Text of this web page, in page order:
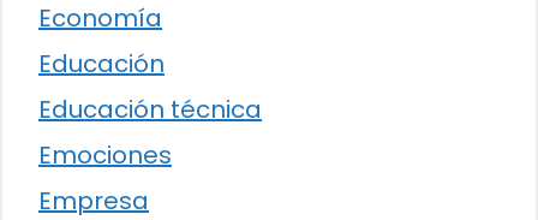
Economía
Educación
Educación técnica
Emociones
Empresa